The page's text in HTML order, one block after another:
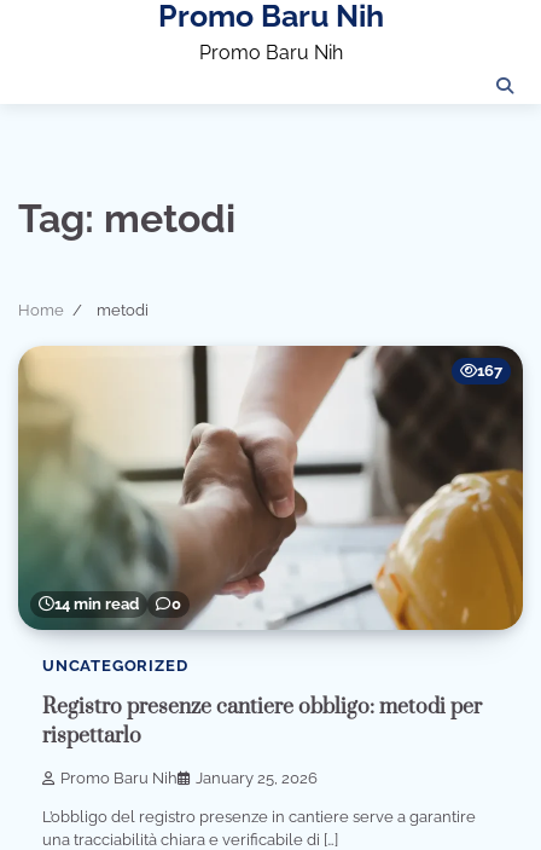
Promo Baru Nih
Promo Baru Nih
Tag: metodi
Home metodi
14 min read 0
167
UNCATEGORIZED
Registro presenze cantiere obbligo: metodi per
rispettarlo
Promo Baru Nih January 25, 2026
L’obbligo del registro presenze in cantiere serve a garantire
una tracciabilità chiara e verificabile di […]